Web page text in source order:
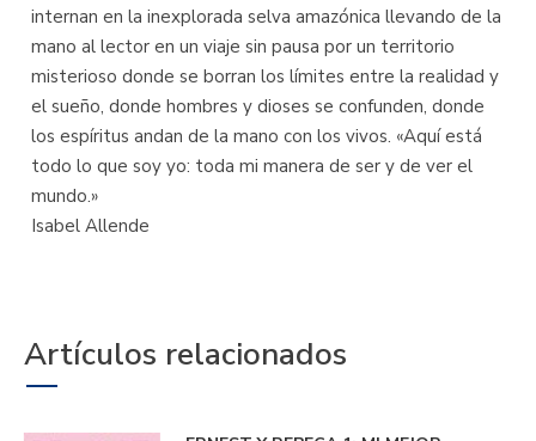
internan en la inexplorada selva amazónica llevando de la
mano al lector en un viaje sin pausa por un territorio
misterioso donde se borran los límites entre la realidad y
el sueño, donde hombres y dioses se confunden, donde
los espíritus andan de la mano con los vivos. «Aquí está
todo lo que soy yo: toda mi manera de ser y de ver el
mundo.»
Isabel Allende
Artículos relacionados